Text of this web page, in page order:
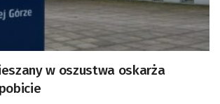
w oszustwa oskarża